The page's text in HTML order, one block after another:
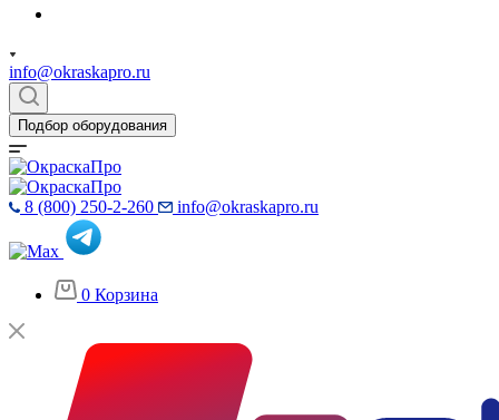
info@okraskapro.ru
Подбор оборудования
8 (800) 250-2-260 info@okraskapro.ru
0 Корзина